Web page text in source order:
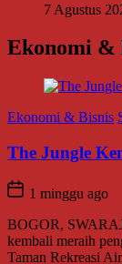
7 Agustus
Ekonomi &
Ekonomi & Bisnis
The Jungle
1 minggu ago
BOGOR,
kembali meraih
Taman Rekreasi